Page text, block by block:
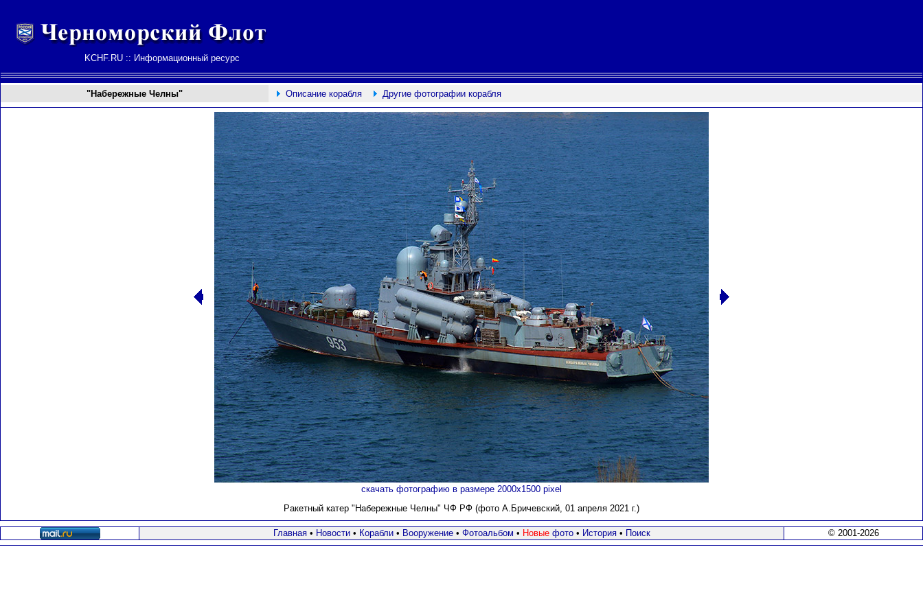
KCHF.RU :: Информационный ресурс
"Набережные Челны" Описание корабля Другие фотографии корабля
скачать фотографию в размере 2000х1500 pixel
Ракетный катер "Набережные Челны" ЧФ РФ (фото А.Бричевский, 01 апреля 2021 г.)
Главная• Новости• Корабли• Вооружение • Фотоальбом • Новыефото • История• Поиск © 2001-2026